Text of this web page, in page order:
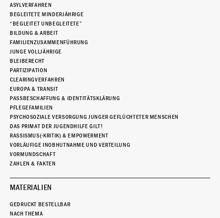
ASYLVERFAHREN
BEGLEITETE MINDERJÄHRIGE
“BEGLEITET UNBEGLEITETE”
BILDUNG & ARBEIT
FAMILIENZUSAMMENFÜHRUNG
JUNGE VOLLJÄHRIGE
BLEIBERECHT
PARTIZIPATION
CLEARINGVERFAHREN
EUROPA & TRANSIT
PASSBESCHAFFUNG & IDENTITÄTSKLÄRUNG
PFLEGEFAMILIEN
PSYCHOSOZIALE VERSORGUNG JUNGER GEFLÜCHTETER MENSCHEN
DAS PRIMAT DER JUGENDHILFE GILT!
RASSISMUS(-KRITIK) & EMPOWERMENT
VORLÄUFIGE INOBHUTNAHME UND VERTEILUNG
VORMUNDSCHAFT
ZAHLEN & FAKTEN
MATERIALIEN
GEDRUCKT BESTELLBAR
NACH THEMA